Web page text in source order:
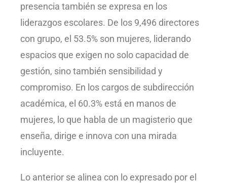
presencia también se expresa en los
liderazgos escolares. De los 9,496 directores
con grupo, el 53.5% son mujeres, liderando
espacios que exigen no solo capacidad de
gestión, sino también sensibilidad y
compromiso. En los cargos de subdirección
académica, el 60.3% está en manos de
mujeres, lo que habla de un magisterio que
enseña, dirige e innova con una mirada
incluyente.
Lo anterior se alinea con lo expresado por el